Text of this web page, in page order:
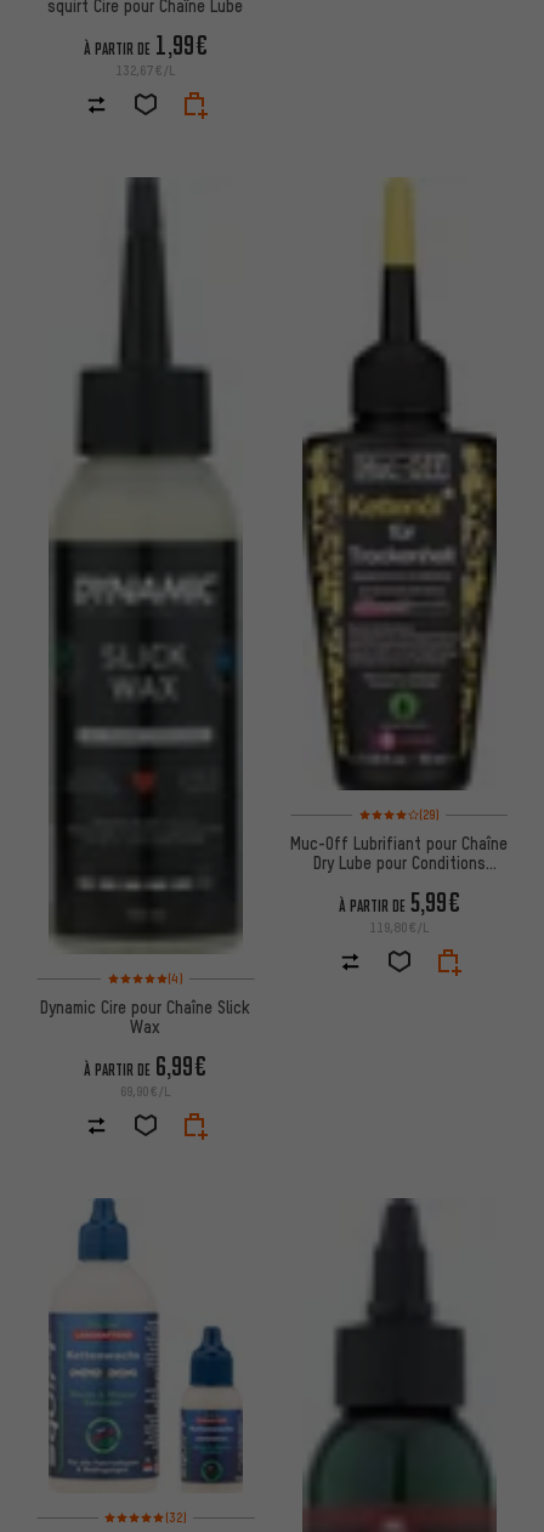
squirt Cire pour Chaîne Lube
À PARTIR DE 1,99€
132,67€/L
Note moyenne : 5 sur 5 d'après 4 avis
(4)
Dynamic Cire pour Chaîne Slick
Wax
À PARTIR DE 6,99€
69,90€/L
Note moyenne : 4 sur 5
(29)
Muc-Off Lubrifiant pour Chaîne
Dry Lube pour Conditions
À PARTIR DE 5,99€
119,80€/L
Note moyenne : 5 sur 5 d'après 32 avis
(32)